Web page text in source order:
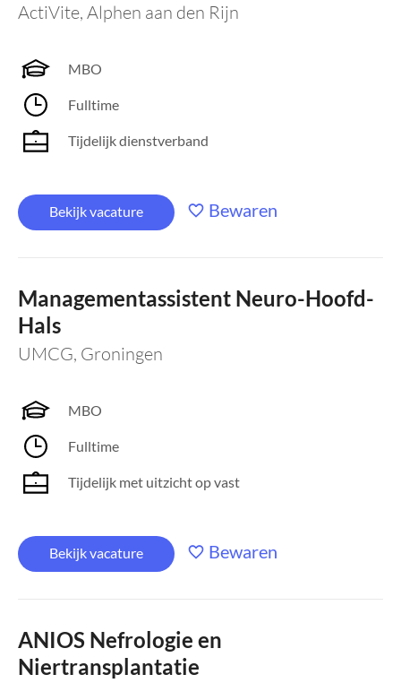
ActiVite, Alphen aan den Rijn
MBO
Fulltime
Tijdelijk dienstverband
Bekijk vacature Bewaren
Managementassistent Neuro-Hoofd-
Hals
UMCG, Groningen
MBO
Fulltime
Tijdelijk met uitzicht op vast
Bekijk vacature Bewaren
ANIOS Nefrologie en
Niertransplantatie